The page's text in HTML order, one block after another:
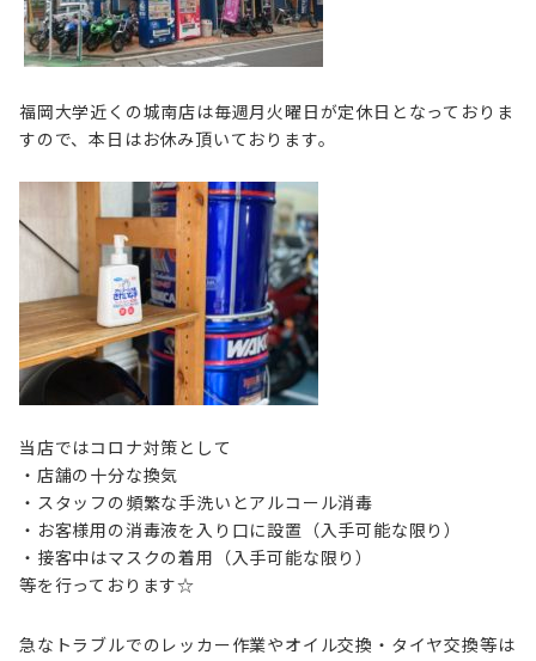
福岡大学近くの城南店は毎週月火曜日が定休日となっておりま
すので、本日はお休み頂いております。
当店ではコロナ対策として
・店舗の十分な換気
・スタッフの頻繁な手洗いとアルコール消毒
・お客様用の消毒液を入り口に設置（入手可能な限り）
・接客中はマスクの着用（入手可能な限り）
等を行っております☆
急なトラブルでのレッカー作業やオイル交換・タイヤ交換等は